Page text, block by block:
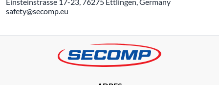
safety@secomp.eu